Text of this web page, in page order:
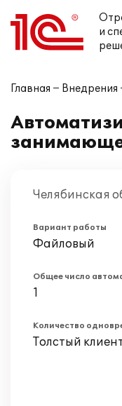
и
Главная Внедрения
Челябинская
Вариант работы
Файловый
Общее число
1
Количество
Толстый